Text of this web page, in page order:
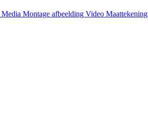
Media Montage afbeelding Video Maattekening